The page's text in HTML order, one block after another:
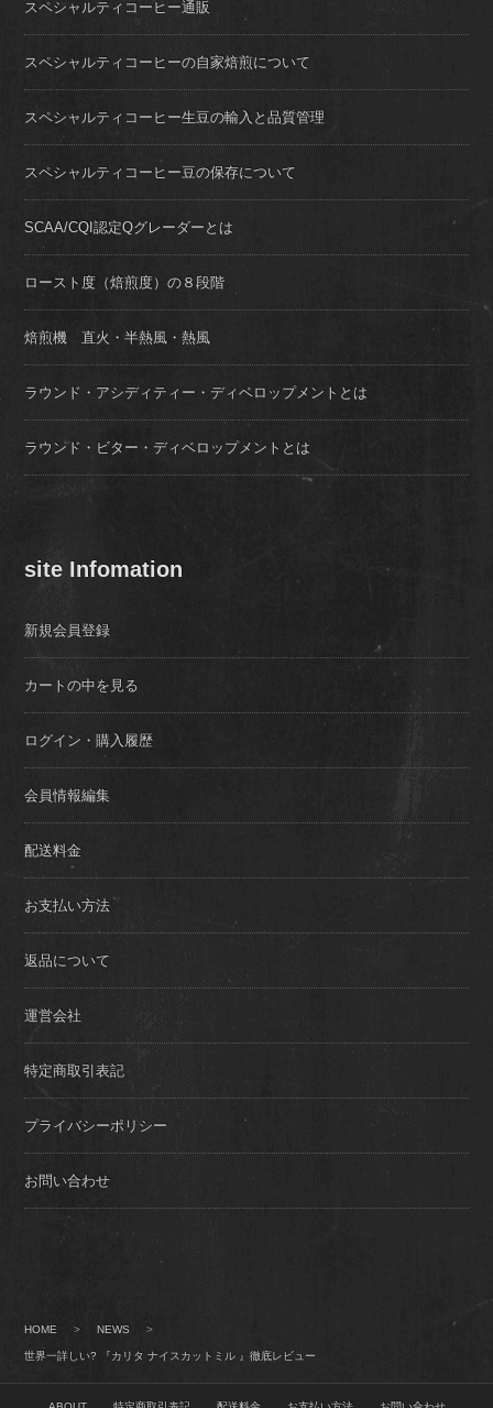
スペシャルティコーヒー通販
スペシャルティコーヒーの自家焙煎について
スペシャルティコーヒー生豆の輸入と品質管理
スペシャルティコーヒー豆の保存について
SCAA/CQI認定Qグレーダーとは
ロースト度（焙煎度）の８段階
焙煎機 直火・半熱風・熱風
ラウンド・アシディティー・ディベロップメントとは
ラウンド・ビター・ディベロップメントとは
site Infomation
新規会員登録
カートの中を見る
ログイン・購入履歴
会員情報編集
配送料金
お支払い方法
返品について
運営会社
特定商取引表記
プライバシーポリシー
お問い合わせ
HOME > NEWS >
世界一詳しい? 『カリタ ナイスカットミル 』徹底レビュー